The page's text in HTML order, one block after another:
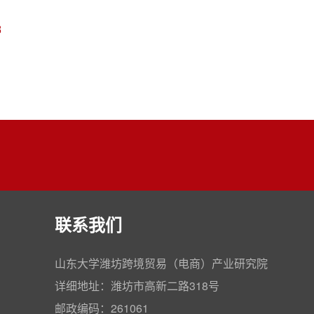
联系我们
山东大学潍坊跨境贸易（电商）产业研究院
详细地址：潍坊市高新二路318号
邮政编码：261061